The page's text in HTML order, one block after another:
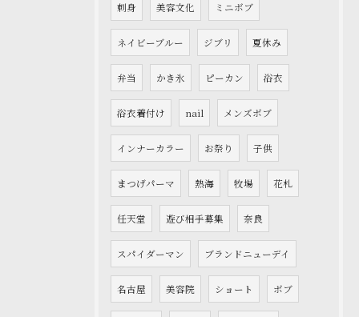
刺身 美容文化 ミニボブ
ネイビーブルー ジブリ 夏休み
弁当 かき氷 ピーカン 浴衣
浴衣着付け nail メンズボブ
インナーカラー お祭り 子供
まつげパーマ 熱海 牧場 花札
任天堂 遊び相手募集 奈良
スパイダーマン ブランドニューデイ
名古屋 美容院 ショート ボブ